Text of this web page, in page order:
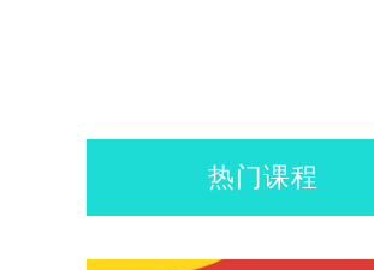
热门课程